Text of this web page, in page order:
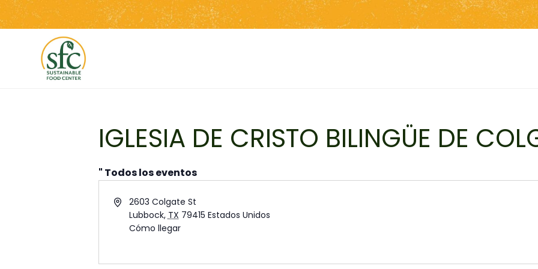
Saltar
contenido
IGLESIA DE CRISTO BILINGÜE DE
" Todos los eventos
Address2603 Colgate St
Lubbock, TX 79415 Estados Unidos
Cómo llegar